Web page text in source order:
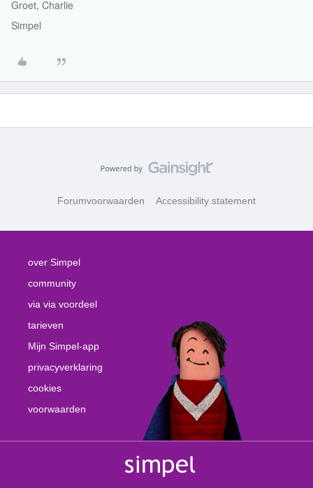
Groet, Charlie
Simpel
Forumvoorwaarden Accessibility statement
over Simpel
community
via via voordeel
tarieven
Mijn Simpel-app
privacyverklaring
cookies
voorwaarden